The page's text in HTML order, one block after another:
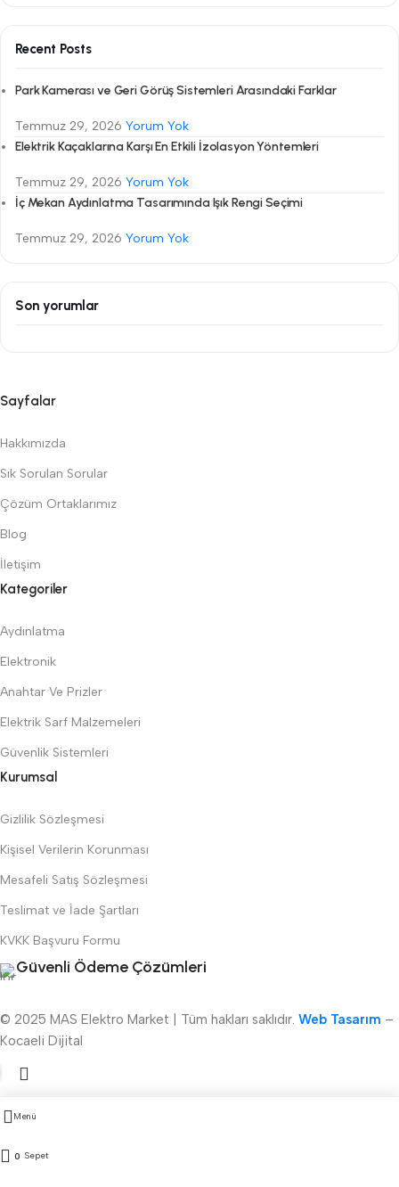
Recent Posts
Park Kamerası ve Geri Görüş Sistemleri Arasındaki Farklar
Temmuz 29, 2026 Yorum Yok
Elektrik Kaçaklarına Karşı En Etkili İzolasyon Yöntemleri
Temmuz 29, 2026 Yorum Yok
İç Mekan Aydınlatma Tasarımında Işık Rengi Seçimi
Temmuz 29, 2026 Yorum Yok
Son yorumlar
Sayfalar
Hakkımızda
Sık Sorulan Sorular
Çözüm Ortaklarımız
Blog
İletişim
Kategoriler
Aydınlatma
Elektronik
Anahtar Ve Prizler
Elektrik Sarf Malzemeleri
Güvenlik Sistemleri
Kurumsal
Gizlilik Sözleşmesi
Kişisel Verilerin Korunması
Mesafeli Satış Sözleşmesi
Teslimat ve İade Şartları
KVKK Başvuru Formu
Güvenli Ödeme Çözümleri
© 2025 MAS Elektro Market | Tüm hakları saklıdır. Web Tasarım –
Kocaeli Dijital
Menü
0 Sepet